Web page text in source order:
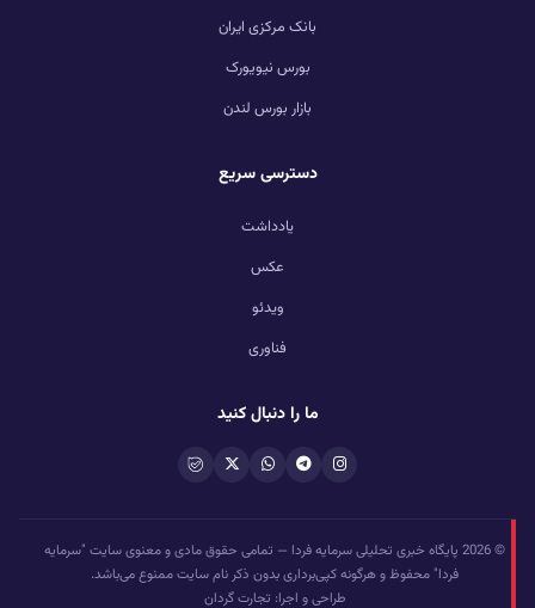
بانک مرکزی ایران
بورس نیویورک
بازار بورس لندن
دسترسی سریع
یادداشت
عکس
ویدئو
فناوری
ما را دنبال کنید
© 2026 پایگاه خبری تحلیلی سرمایه فردا — تمامی حقوق مادی و معنوی سایت "سرمایه
فردا" محفوظ و هرگونه کپی‌برداری بدون ذکر نام سایت ممنوع می‌باشد.
طراحی و اجرا: تجارت گردان